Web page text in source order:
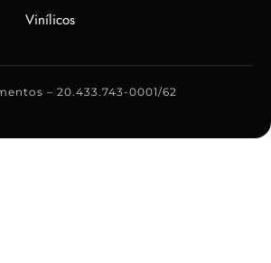
Vinílicos
– 20.433.743-0001/62